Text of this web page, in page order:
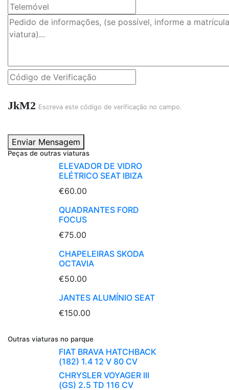
JkM2 Escreva este código de verificação no campo.
Enviar Mensagem
Peças de outras viaturas
ELEVADOR DE VIDRO
ELÉTRICO SEAT IBIZA
€60.00
QUADRANTES FORD
FOCUS
€75.00
CHAPELEIRAS SKODA
OCTAVIA
€50.00
JANTES ALUMÍNIO SEAT
€150.00
Outras viaturas no parque
FIAT BRAVA HATCHBACK
(182) 1.4 12 V 80 CV
CHRYSLER VOYAGER III
(GS) 2.5 TD 116 CV